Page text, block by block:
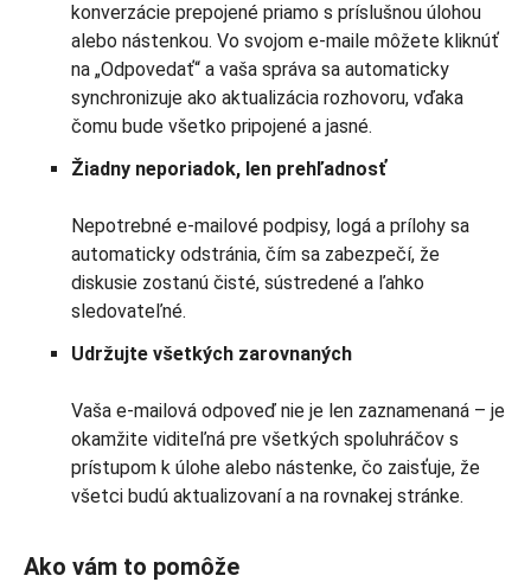
konverzácie prepojené priamo s príslušnou úlohou
alebo nástenkou. Vo svojom e-maile môžete kliknúť
na „Odpovedať“ a vaša správa sa automaticky
synchronizuje ako aktualizácia rozhovoru, vďaka
čomu bude všetko pripojené a jasné.
Žiadny neporiadok, len prehľadnosť
Nepotrebné e-mailové podpisy, logá a prílohy sa
automaticky odstránia, čím sa zabezpečí, že
diskusie zostanú čisté, sústredené a ľahko
sledovateľné.
Udržujte všetkých zarovnaných
Vaša e-mailová odpoveď nie je len zaznamenaná – je
okamžite viditeľná pre všetkých spoluhráčov s
prístupom k úlohe alebo nástenke, čo zaisťuje, že
všetci budú aktualizovaní a na rovnakej stránke.
Ako vám to pomôže